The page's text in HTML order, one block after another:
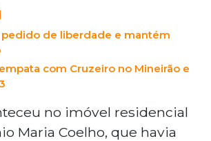
pedido de liberdade e mantém
com Cruzeiro no Mineirão e
no imóvel residencial
Maria Coelho, que havia